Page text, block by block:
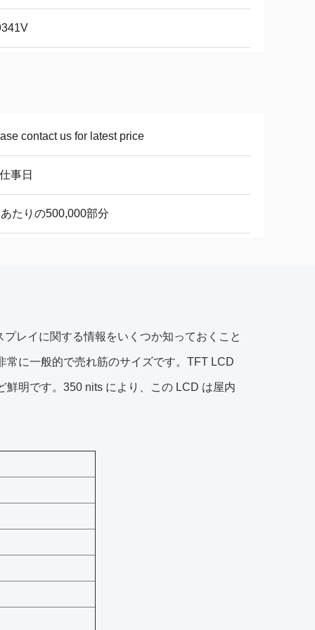
contact us for latest price
事日
たりの500,000部分
レイに関する情報をいくつか知っておくこと
常に一般的で売れ筋のサイズです。TFT LCD
明です。350 nits により、この LCD は屋内